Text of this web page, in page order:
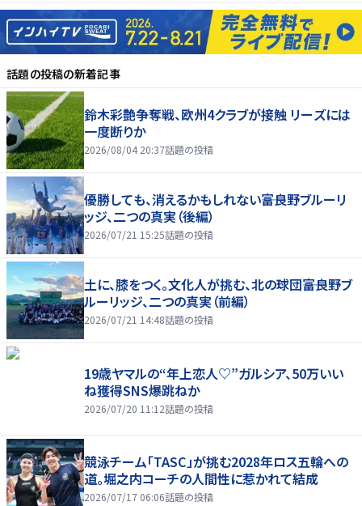
話題の投稿の新着記事
鈴木彩艶争奪戦、欧州4クラブが接触 リーズには
一度断りか
2026/08/04 20:37話題の投稿
優勝しても、消えるかもしれない――富良野ブルーリ
ッジ、二つの真実（後編）
2026/07/21 15:25話題の投稿
土に、膝をつく。文化人が挑む、北の球団――富良野ブ
ルーリッジ、二つの真実（前編）
2026/07/21 14:48話題の投稿
19歳ヤマルの“年上恋人♡”ガルシア、50万いい
ね獲得SNS爆跳ねか
2026/07/20 11:12話題の投稿
競泳チーム「TASC」が挑む2028年ロス五輪への
道。堀之内コーチの人間性に惹かれて結成
2026/07/17 06:06話題の投稿